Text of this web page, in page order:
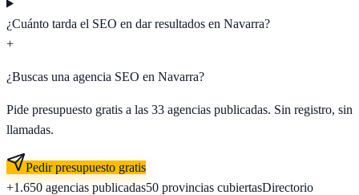
¿Cuánto tarda el SEO en dar resultados en Navarra?
+
¿Buscas una agencia SEO en Navarra?
Pide presupuesto gratis a las 33 agencias publicadas. Sin registro, sin
llamadas.
Pedir presupuesto gratis
+1.650 agencias publicadas50 provincias cubiertasDirectorio